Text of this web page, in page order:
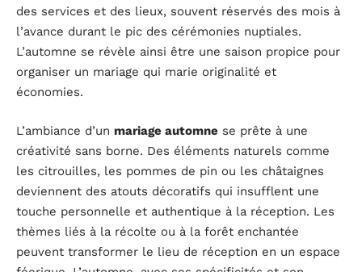
des services et des lieux, souvent réservés des mois à
l’avance durant le pic des cérémonies nuptiales.
L’automne se révèle ainsi être une saison propice pour
organiser un mariage qui marie originalité et
économies.
L’ambiance d’un mariage automne se prête à une
créativité sans borne. Des éléments naturels comme
les citrouilles, les pommes de pin ou les châtaignes
deviennent des atouts décoratifs qui insufflent une
touche personnelle et authentique à la réception. Les
thèmes liés à la récolte ou à la forêt enchantée
peuvent transformer le lieu de réception en un espace